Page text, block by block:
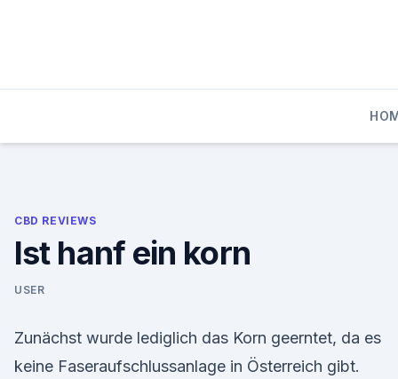
CBD REVIEWS
Ist hanf ein korn
USER
Zunächst wurde lediglich das Korn geerntet, da es
keine Faseraufschlussanlage in Österreich gibt.